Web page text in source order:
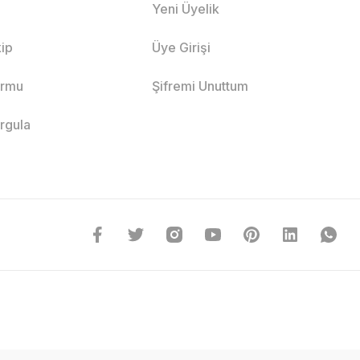
Yeni Üyelik
Üye Girişi
Şifremi Unuttum